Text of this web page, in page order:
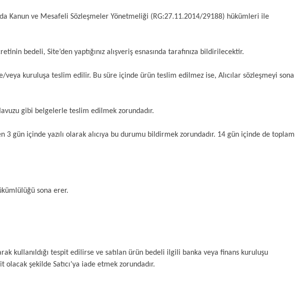
Kanun ve Mesafeli Sözleşmeler Yönetmeliği (RG:27.11.2014/29188) hükümleri ile
bedeli, Site’den yaptığınız alışveriş esnasında tarafınıza bildirilecektir.
veya kuruluşa teslim edilir. Bu süre içinde ürün teslim edilmez ise, Alıcılar sözleşmeyi sona
gibi belgelerle teslim edilmek zorundadır.
3 gün içinde yazılı olarak alıcıya bu durumu bildirmek zorundadır. 14 gün içinde de toplam
sona erer.
kullanıldığı tespit edilirse ve satılan ürün bedeli ilgili banka veya finans kuruluşu
olacak şekilde Satıcı’ya iade etmek zorundadır.